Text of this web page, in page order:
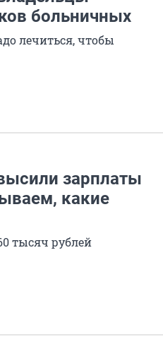
больничных
лечиться, чтобы
зарплаты
какие
тысяч рублей